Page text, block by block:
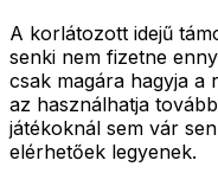
A korlátozott idejű
senki nem fizetne
csak magára hagyja a
az használhatja
játékoknál sem vár
elérhetőek legyenek.